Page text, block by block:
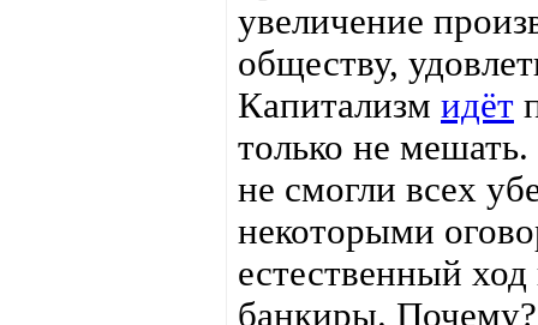
увеличение
обществу,
Капитализм идёт
только не
не смогли всех
некоторыми
естественный
банкиры.